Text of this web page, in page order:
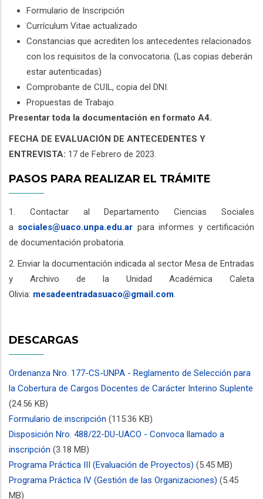
Formulario de Inscripción
Currículum Vitae actualizado
Constancias que acrediten los antecedentes relacionados
con los requisitos de la convocatoria. (Las copias deberán
estar autenticadas)
Comprobante de CUIL, copia del DNI.
Propuestas de Trabajo.
Presentar toda la documentación en formato A4.
FECHA DE EVALUACIÓN DE ANTECEDENTES Y
ENTREVISTA: 17 de Febrero de 2023.
PASOS PARA REALIZAR EL TRÁMITE
1. Contactar al Departamento Ciencias Sociales
a sociales@uaco.unpa.edu.ar para informes y certificación
de documentación probatoria.
2. Enviar la documentación indicada al sector Mesa de Entradas
y Archivo de la Unidad Académica Caleta
Olivia: mesadeentradasuaco@gmail.com.
DESCARGAS
Ordenanza Nro. 177-CS-UNPA - Reglamento de Selección para
la Cobertura de Cargos Docentes de Carácter Interino Suplente
(24.56 KB)
Formulario de inscripción (115.36 KB)
Disposición Nro. 488/22-DU-UACO - Convoca llamado a
inscripción (3.18 MB)
Programa Práctica III (Evaluación de Proyectos) (5.45 MB)
Programa Práctica IV (Gestión de las Organizaciones) (5.45
MB)